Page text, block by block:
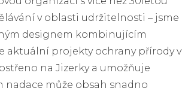
v oblasti udržitelnosti – jsme
designem kombinujícím
aktuální projekty ochrany přírody v
na Jizerky a umožňuje
nadace může obsah snadno